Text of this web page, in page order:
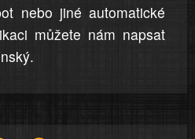
nebo jiné automatické
můžete nám napsat